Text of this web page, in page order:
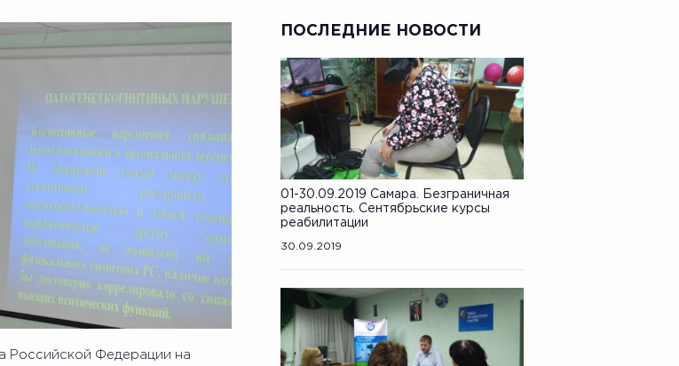
Российской Федерации на
ПОСЛЕДНИЕ НОВОСТИ
01-30.09.2019 Самара. Безграничная
реальность. Сентябрьские курсы
реабилитации
30.09.2019